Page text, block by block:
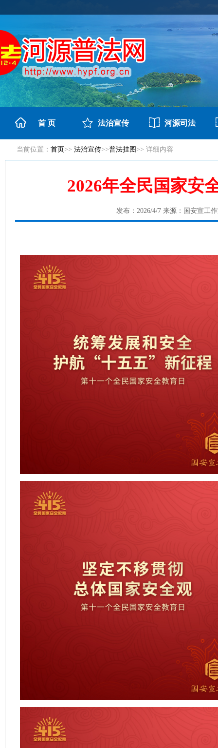
首 页 法治宣传 河源司法
当前位置： 首页>> 法治宣传>>普法挂图 >> 详细内容
2026年全民国家安
发布：2026/4/7 来源：国安宣工